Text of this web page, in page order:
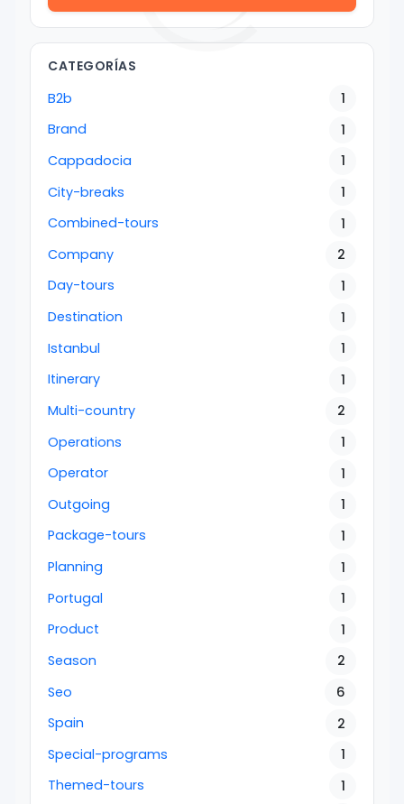
CATEGORÍAS
B2b
1
Brand
1
Cappadocia
1
City-breaks
1
Combined-tours
1
Company
2
Day-tours
1
Destination
1
Istanbul
1
Itinerary
1
Multi-country
2
Operations
1
Operator
1
Outgoing
1
Package-tours
1
Planning
1
Portugal
1
Product
1
Season
2
Seo
6
Spain
2
Special-programs
1
Themed-tours
1